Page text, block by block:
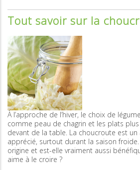
du
marché
en
Suisse
:
le
tofu,
le
tempeh
et
le
seitan
ont
le
vent
en
poupe
Tout savoir sur la
À l’approche de l’hiver, le choix de
comme peau de chagrin et les plats
devant de la table. La choucroute est
apprécié, surtout durant la saison
origine et est-elle vraiment aussi
aime à le croire ?